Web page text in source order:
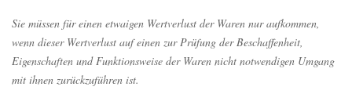
Sie müssen für einen etwaigen Wertverlust der Waren nur aufkommen,
wenn dieser Wertverlust auf einen zur Prüfung der Beschaffenheit,
Eigenschaften und Funktionsweise der Waren nicht notwendigen Umgang
mit ihnen zurückzuführen ist.